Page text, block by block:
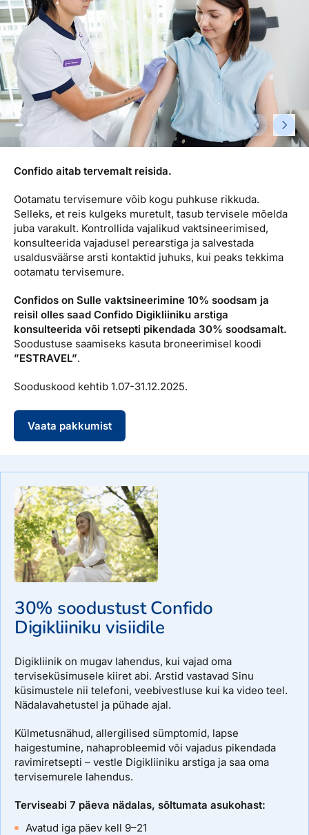
Reisitarvete e-pood
Airalo eSIM
Reisija meelespea
Kuldkaart
Platinum Club
Püsisoodustused
Boonuspunktid
Meist
Ettevõttest, kontaktid, reisikonsultandi teenus, tule
tööle, uudised...
Ettevõttest
Kontaktid
Reisikonsultandi teenus
Confido aitab tervemalt reisida.
Ootamatu tervisemure võib kogu puhkuse rikkuda.
Selleks, et reis kulgeks muretult, tasub tervisele mõelda
juba varakult. Kontrollida vajalikud vaktsineerimised,
konsulteerida vajadusel perearstiga ja salvestada
usaldusväärse arsti kontaktid juhuks, kui peaks tekkima
ootamatu tervisemure.
Confidos on Sulle vaktsineerimine 10% soodsam ja
reisil olles saad Confido Digikliiniku arstiga
konsulteerida või retsepti pikendada 30% soodsamalt.
Soodustuse saamiseks kasuta broneerimisel koodi
”ESTRAVEL”.
Sooduskood kehtib 1.07-31.12.2025.
Vaata pakkumist
30% soodustust Confido
Digikliiniku visiidile
Digikliinik on mugav lahendus, kui vajad oma
terviseküsimusele kiiret abi. Arstid vastavad Sinu
küsimustele nii telefoni, veebivestluse kui ka video teel.
Nädalavahetustel ja pühade ajal.
Külmetusnähud, allergilised sümptomid, lapse
haigestumine, nahaprobleemid või vajadus pikendada
ravimiretsepti – vestle Digikliiniku arstiga ja saa oma
tervisemurele lahendus.
Terviseabi 7 päeva nädalas, sõltumata asukohast:
Avatud iga päev kell 9–21